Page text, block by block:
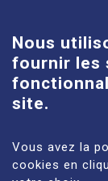
Site
61 route de
En savoir
Nous
fournir les
site.
Vous avez la
cookies en